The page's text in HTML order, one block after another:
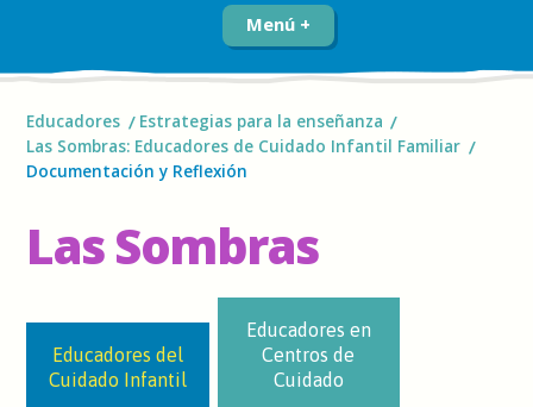
Menú
Educadores
Estrategias para la enseñanza
Las Sombras: Educadores de Cuidado Infantil Familiar
Documentación y Reflexión
Las Sombras
Educadores del
Cuidado Infantil
Educadores en
Centros de
Cuidado